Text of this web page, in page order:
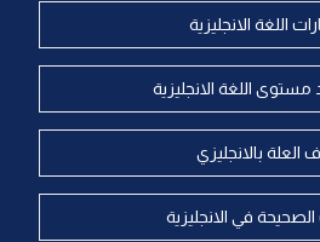
اللغة الانجليزية
مستوى اللغة الانجليزية
العلة بالانجليزي
في الانجليزية